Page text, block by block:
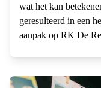
wat het kan
geresulteerd in een
aanpak op RK De